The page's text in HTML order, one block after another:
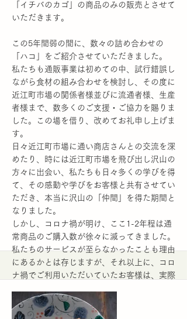
「イチバのカゴ」の商品のみの販売とさせて
いただきます。
この5年間弱の間に、数々の詰め合わせの
「ハコ」をご紹介させていただきました。
私たちも通販事業は初めての中、試行錯誤し
ながら食材の組み合わせを検討し、その度に
近江町市場の関係者様並びに流通者様、生産
者様まで、数多くのご支援・ご協力を賜りま
した。この場を借り、改めてお礼申し上げま
す。
日々近江町市場に通い商店さんとの交流を深
めたり、時には近江町市場を飛び出し沢山の
方々に出会い、私たちも日々多くの学びを得
て、その感動や学びをお客様と共有させてい
ただき、本当に沢山の「仲間」を得た期間と
なりました。
しかし、コロナ禍が明け、ここ1-2年程は通
常商品のご購入数が徐々に減ってきました。
私たちのサービスが至らなかったことも理由
にあるかとは存じますが、それ以上に、コロ
ナ禍でご利用いただいていたお客様は、実際
り、お家時間ではなく、より多くの場所に赴
きその土地土地のグルメを楽しめることが出